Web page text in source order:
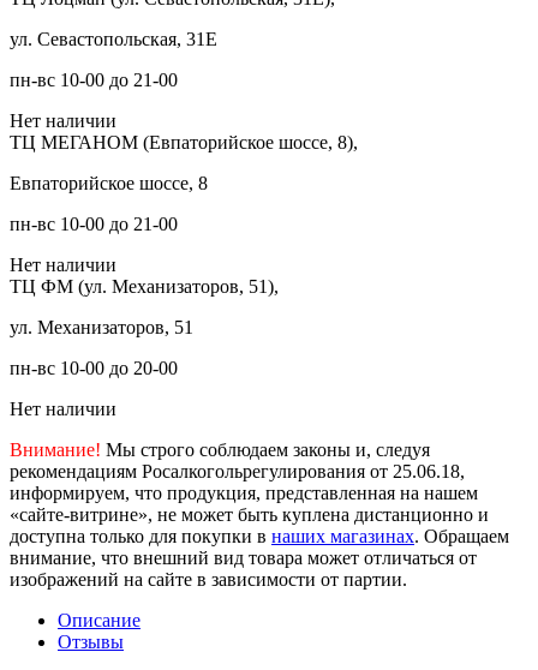
ул. Севастопольская, 31Е
пн-вс 10-00 до 21-00
Нет наличии
ТЦ МЕГАНОМ (Евпаторийское шоссе, 8),
Евпаторийское шоссе, 8
пн-вс 10-00 до 21-00
Нет наличии
ТЦ ФМ (ул. Механизаторов, 51),
ул. Механизаторов, 51
пн-вс 10-00 до 20-00
Нет наличии
Внимание! Мы строго соблюдаем законы и, следуя
рекомендациям Росалкогольрегулирования от 25.06.18,
информируем, что продукция, представленная на нашем
«сайте-витрине», не может быть куплена дистанционно и
доступна только для покупки в наших магазинах. Обращаем
внимание, что внешний вид товара может отличаться от
изображений на сайте в зависимости от партии.
Описание
Отзывы